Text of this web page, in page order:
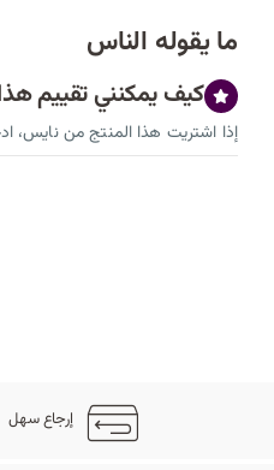
ما يقوله الناس
كيف يمكنني تقييم
إذا اشتريت هذا المنتج من
إرجاع سهل